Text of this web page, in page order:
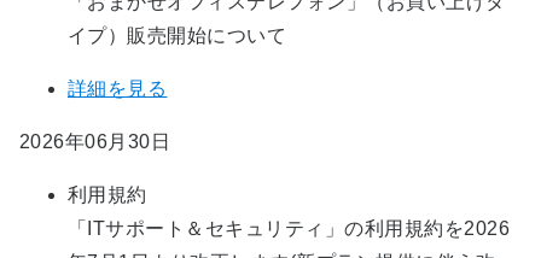
イプ）販売開始について
詳細を見る
2026年06月30日
利用規約
「ITサポート＆セキュリティ」の利用規約を2026